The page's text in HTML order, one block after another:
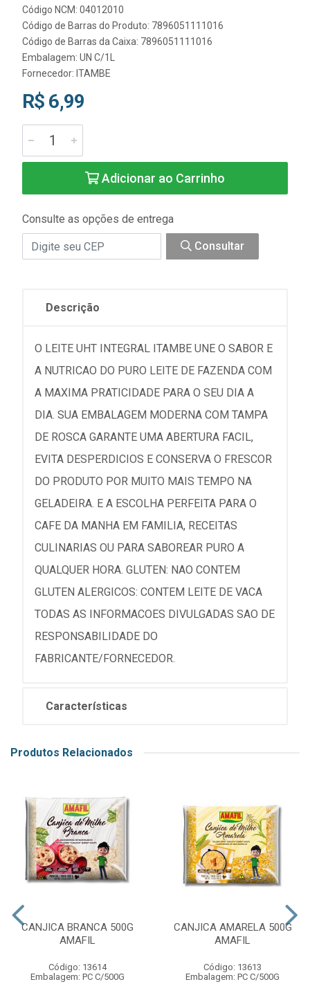
Código NCM: 04012010
Código de Barras do Produto: 7896051111016
Código de Barras da Caixa: 7896051111016
Embalagem: UN C/1L
Fornecedor: ITAMBE
R$ 6,99
Adicionar ao Carrinho
Consulte as opções de entrega
Consultar
Descrição
O LEITE UHT INTEGRAL ITAMBE UNE O SABOR E
A NUTRICAO DO PURO LEITE DE FAZENDA COM
A MAXIMA PRATICIDADE PARA O SEU DIA A
DIA. SUA EMBALAGEM MODERNA COM TAMPA
DE ROSCA GARANTE UMA ABERTURA FACIL,
EVITA DESPERDICIOS E CONSERVA O FRESCOR
DO PRODUTO POR MUITO MAIS TEMPO NA
GELADEIRA. E A ESCOLHA PERFEITA PARA O
CAFE DA MANHA EM FAMILIA, RECEITAS
CULINARIAS OU PARA SABOREAR PURO A
QUALQUER HORA. GLUTEN: NAO CONTEM
GLUTEN ALERGICOS: CONTEM LEITE DE VACA
TODAS AS INFORMACOES DIVULGADAS SAO DE
RESPONSABILIDADE DO
FABRICANTE/FORNECEDOR.
Características
Produtos Relacionados
CANJICA BRANCA 500G
AMAFIL
Código: 13614
Embalagem: PC C/500G
CANJICA AMARELA 500G
AMAFIL
Código: 13613
Embalagem: PC C/500G